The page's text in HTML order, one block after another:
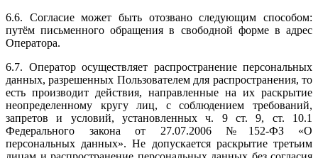
6.6. Согласие может быть отозвано следующим способом:
путём письменного обращения в свободной форме в адрес
Оператора.
6.7. Оператор осуществляет распространение персональных
данных, разрешенных Пользователем для распространения, то
есть производит действия, направленные на их раскрытие
неопределенному кругу лиц, с соблюдением требований,
запретов и условий, установленных ч. 9 ст. 9, ст. 10.1
Федерального закона от 27.07.2006 №152-ФЗ «О
персональных данных». Не допускается раскрытие третьим